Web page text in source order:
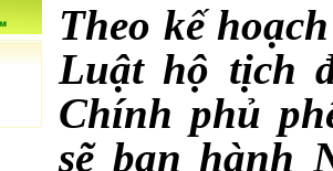
Theo kế
Luật hộ tịch
Chính phủ
sẽ ban hành